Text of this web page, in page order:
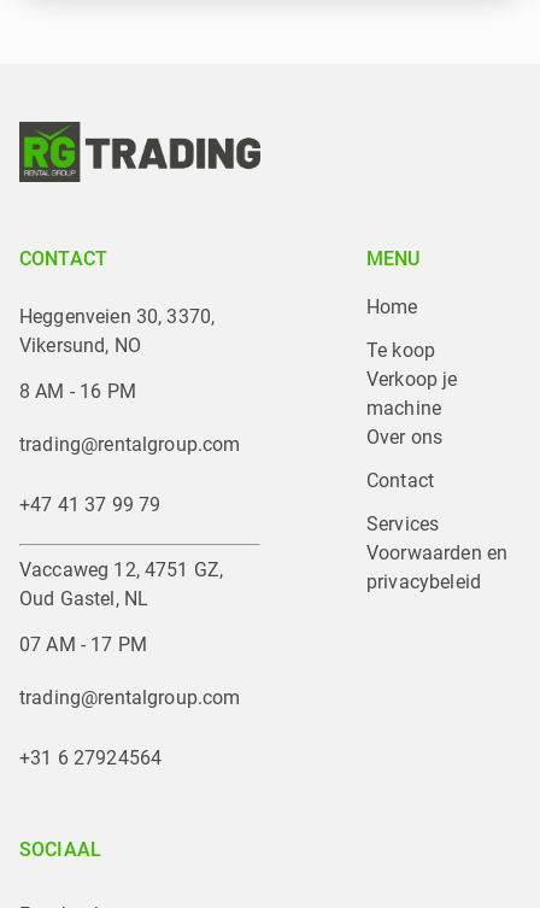
CONTACT
Heggenveien 30, 3370,
Vikersund, NO
8 AM - 16 PM
trading@rentalgroup.com
+47 41 37 99 79
Vaccaweg 12, 4751 GZ,
Oud Gastel, NL
07 AM - 17 PM
trading@rentalgroup.com
+31 6 27924564
MENU
Home
Te koop
Verkoop je
machine
Over ons
Contact
Services
Voorwaarden en
privacybeleid
SOCIAAL